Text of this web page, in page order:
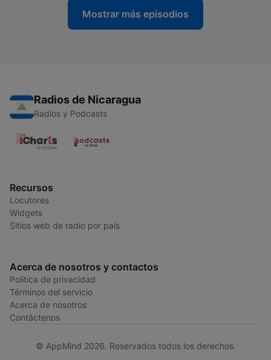
Mostrar más episodios
Radios de Nicaragua
Radios y Podcasts
Recursos
Locutores
Widgets
Sitios web de radio por país
Acerca de nosotros y contactos
Política de privacidad
Términos del servicio
Acerca de nosotros
Contáctenos
© AppMind 2026. Reservados todos los derechos.